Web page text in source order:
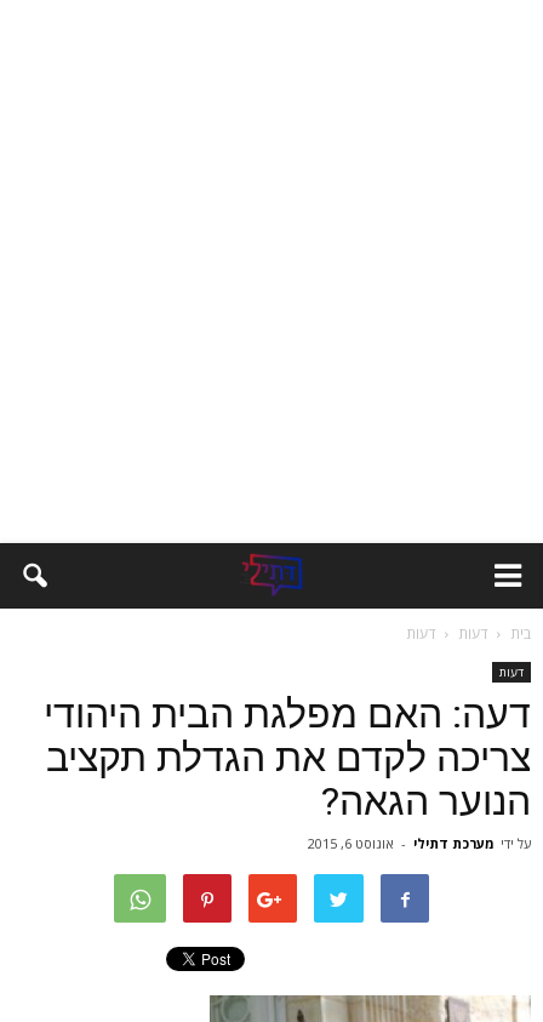
בית דעות דעות
דעות
דעה: האם מפלגת הבית היהודי
צריכה לקדם את הגדלת תקציב
הנוער הגאה?
על ידי מערכת דתילי - אוגוסט 6, 2015